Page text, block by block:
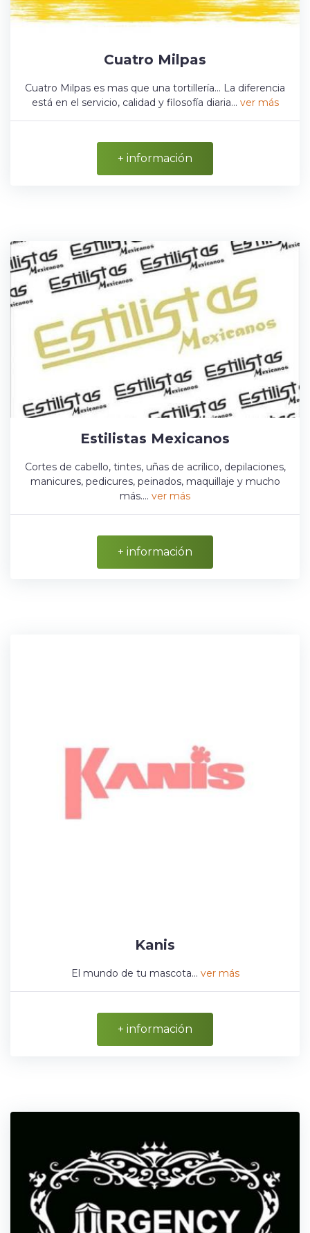
Cuatro Milpas
Cuatro Milpas es mas que una tortillería... La diferencia
está en el servicio, calidad y filosofía diaria... ver más
+ información
Estilistas Mexicanos
Cortes de cabello, tintes, uñas de acrílico, depilaciones,
manicures, pedicures, peinados, maquillaje y mucho
más.... ver más
+ información
Kanis
El mundo de tu mascota... ver más
+ información